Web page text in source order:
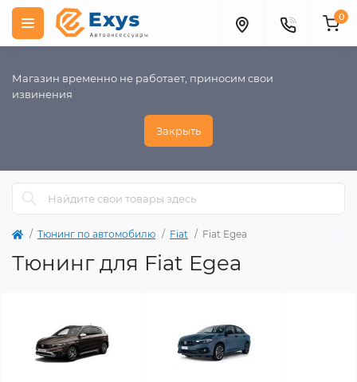
Магазин временно не работает, приносим свои
извинения
Закрыть
0
Тюнинг по автомобилю Fiat Fiat Egea
Тюнинг для Fiat Egea